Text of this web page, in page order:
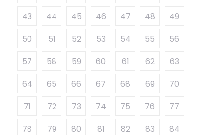
43 44 45 46 47 48
49
50
51 52 53 54 55
56
57
58 59 60 61 62
63
64
65 66 67 68 69
70
71
72 73 74 75 76
77
78
79 80 81 82 83
84